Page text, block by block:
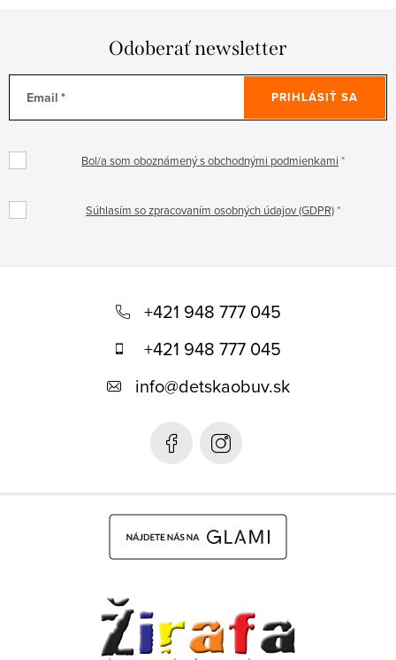
Odoberať newsletter
Email
Bol/a som oboznámený s obchodnými podmienkami
Súhlasím so zpracovaním osobných údajov (GDPR)
PRIHLÁSIŤ SA
+421 948 777 045
+421 948 777 045
info@detskaobuv.sk